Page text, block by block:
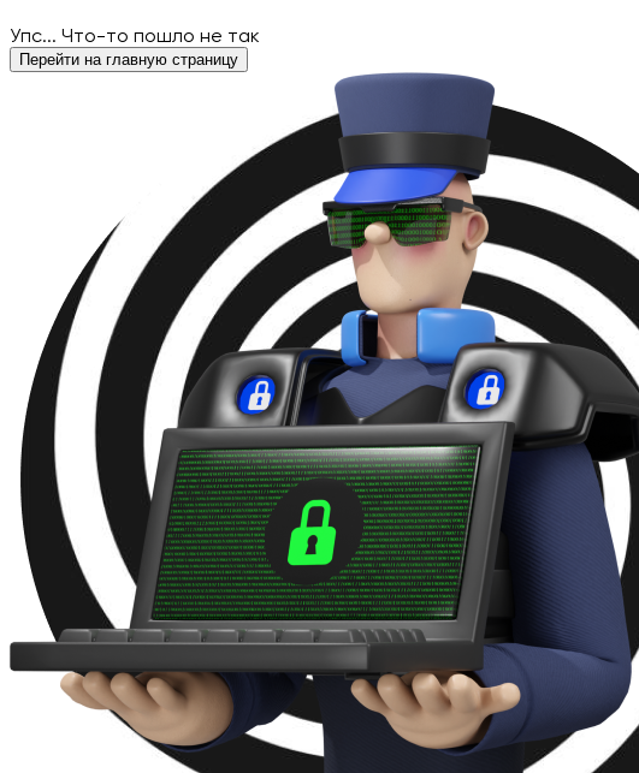
Упс... Что-то пошло не так
Перейти на главную страницу